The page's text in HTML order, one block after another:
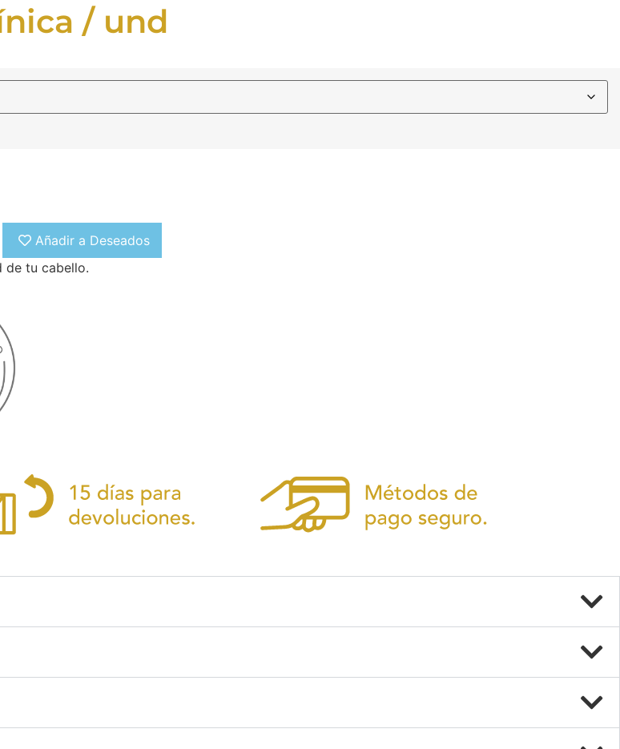
/ und
Añadir a Deseados
de tu cabello.